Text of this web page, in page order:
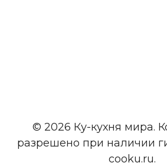
© 2026 Ку-кухня мира.
разрешено при наличии
cooku.ru.